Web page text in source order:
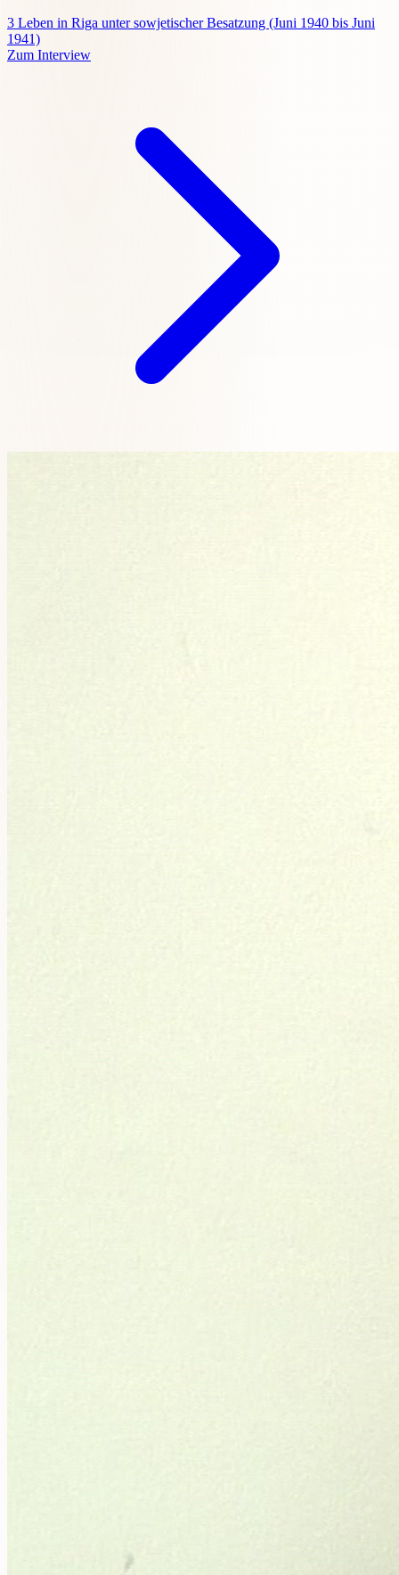
3 Leben in Riga unter sowjetischer Besatzung (Juni 1940 bis Juni
1941)
Zum Interview